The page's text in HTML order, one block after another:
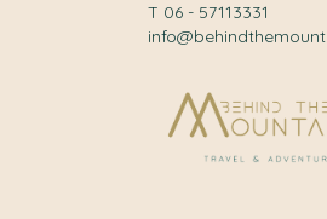
T 06 - 57113331